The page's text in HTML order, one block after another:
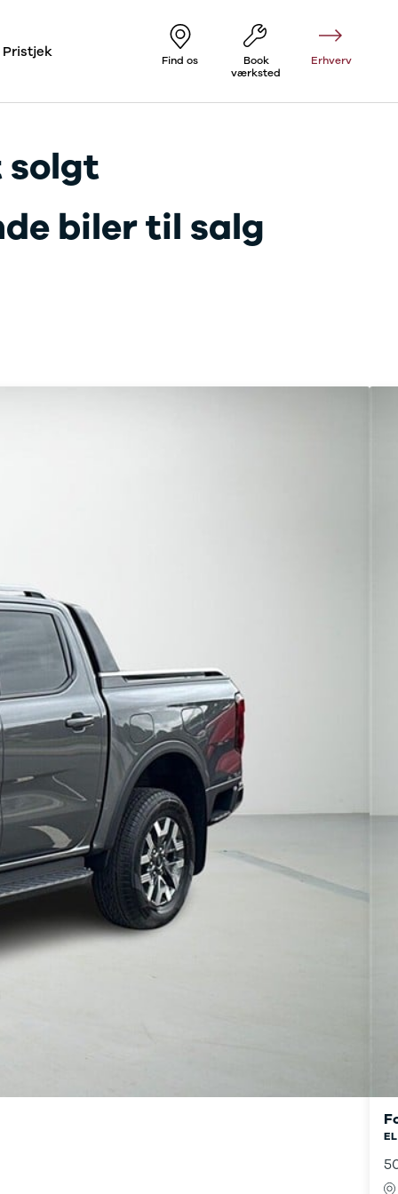
Pristjek Find os
Book
værksted
Erhverv
solgt
biler til salg